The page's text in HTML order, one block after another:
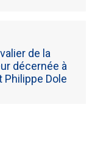
de la
décernée à
Dole